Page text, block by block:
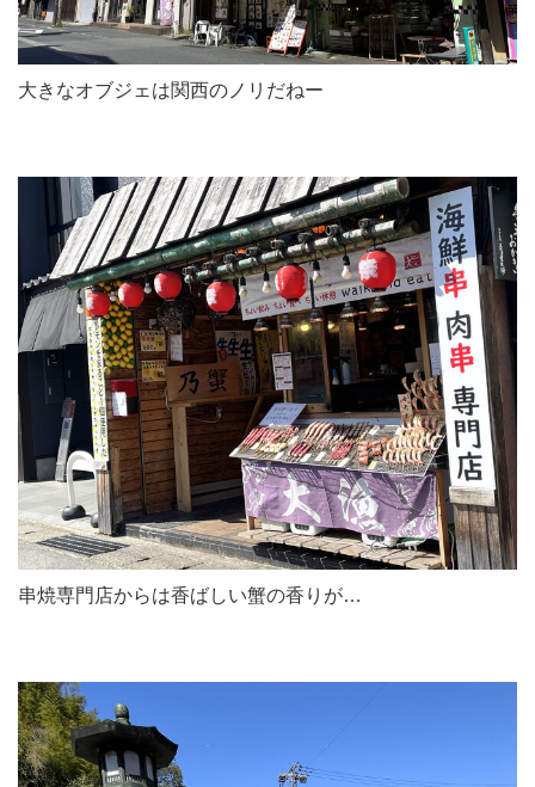
大きなオブジェは関西のノリだねー
串焼専門店からは香ばしい蟹の香りが…